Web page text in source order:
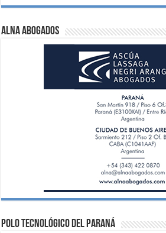
ALNA Abogados
Polo Tecnológico del Paraná